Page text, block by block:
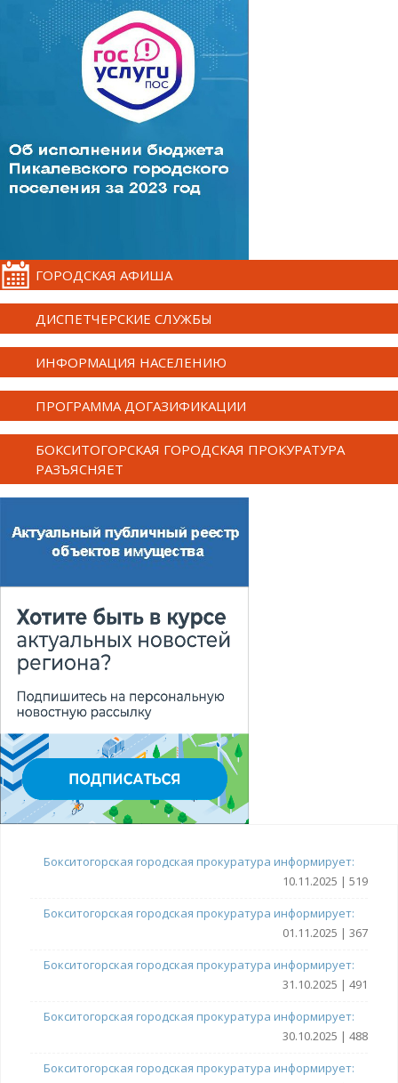
ГОРОДСКАЯ АФИША
ДИСПЕТЧЕРСКИЕ СЛУЖБЫ
ИНФОРМАЦИЯ НАСЕЛЕНИЮ
ПРОГРАММА ДОГАЗИФИКАЦИИ
БОКСИТОГОРСКАЯ ГОРОДСКАЯ ПРОКУРАТУРА
РАЗЪЯСНЯЕТ
Бокситогорская городская прокуратура информирует:
10.11.2025 | 519
Бокситогорская городская прокуратура информирует:
01.11.2025 | 367
Бокситогорская городская прокуратура информирует:
31.10.2025 | 491
Бокситогорская городская прокуратура информирует:
30.10.2025 | 488
Бокситогорская городская прокуратура информирует: